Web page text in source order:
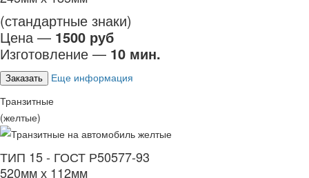
(стандартные знаки)
Цена — 1500 руб
Изготовление — 10 мин.
Заказать
Еще информация
Транзитные
(желтые)
ТИП 15 - ГОСТ Р50577-93
520мм х 112мм